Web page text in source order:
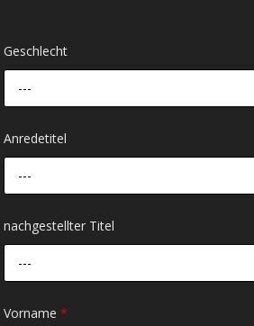
Geschlecht
---
Anredetitel
---
nachgestellter Titel
---
Vorname*